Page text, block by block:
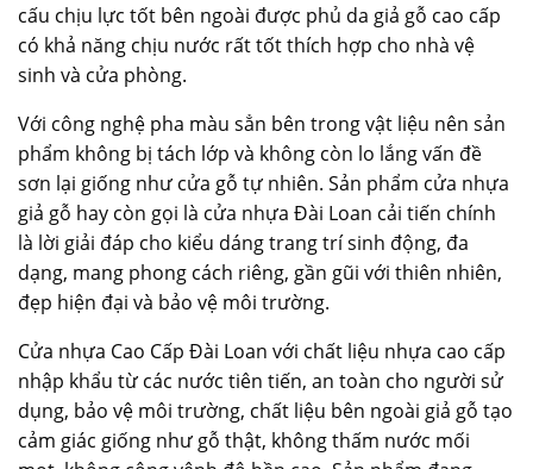
cấu chịu lực tốt bên ngoài được phủ da giả gỗ cao cấp
có khả năng chịu nước rất tốt thích hợp cho nhà vệ
sinh và cửa phòng.
Với công nghệ pha màu sẳn bên trong vật liệu nên sản
phẩm không bị tách lớp và không còn lo lắng vấn đề
sơn lại giống như cửa gỗ tự nhiên. Sản phẩm cửa nhựa
giả gỗ hay còn gọi là cửa nhựa Đài Loan cải tiến chính
là lời giải đáp cho kiểu dáng trang trí sinh động, đa
dạng, mang phong cách riêng, gần gũi với thiên nhiên,
đẹp hiện đại và bảo vệ môi trường.
Cửa nhựa Cao Cấp Đài Loan với chất liệu nhựa cao cấp
nhập khẩu từ các nước tiên tiến, an toàn cho người sử
dụng, bảo vệ môi trường, chất liệu bên ngoài giả gỗ tạo
cảm giác giống như gỗ thật, không thấm nước mối